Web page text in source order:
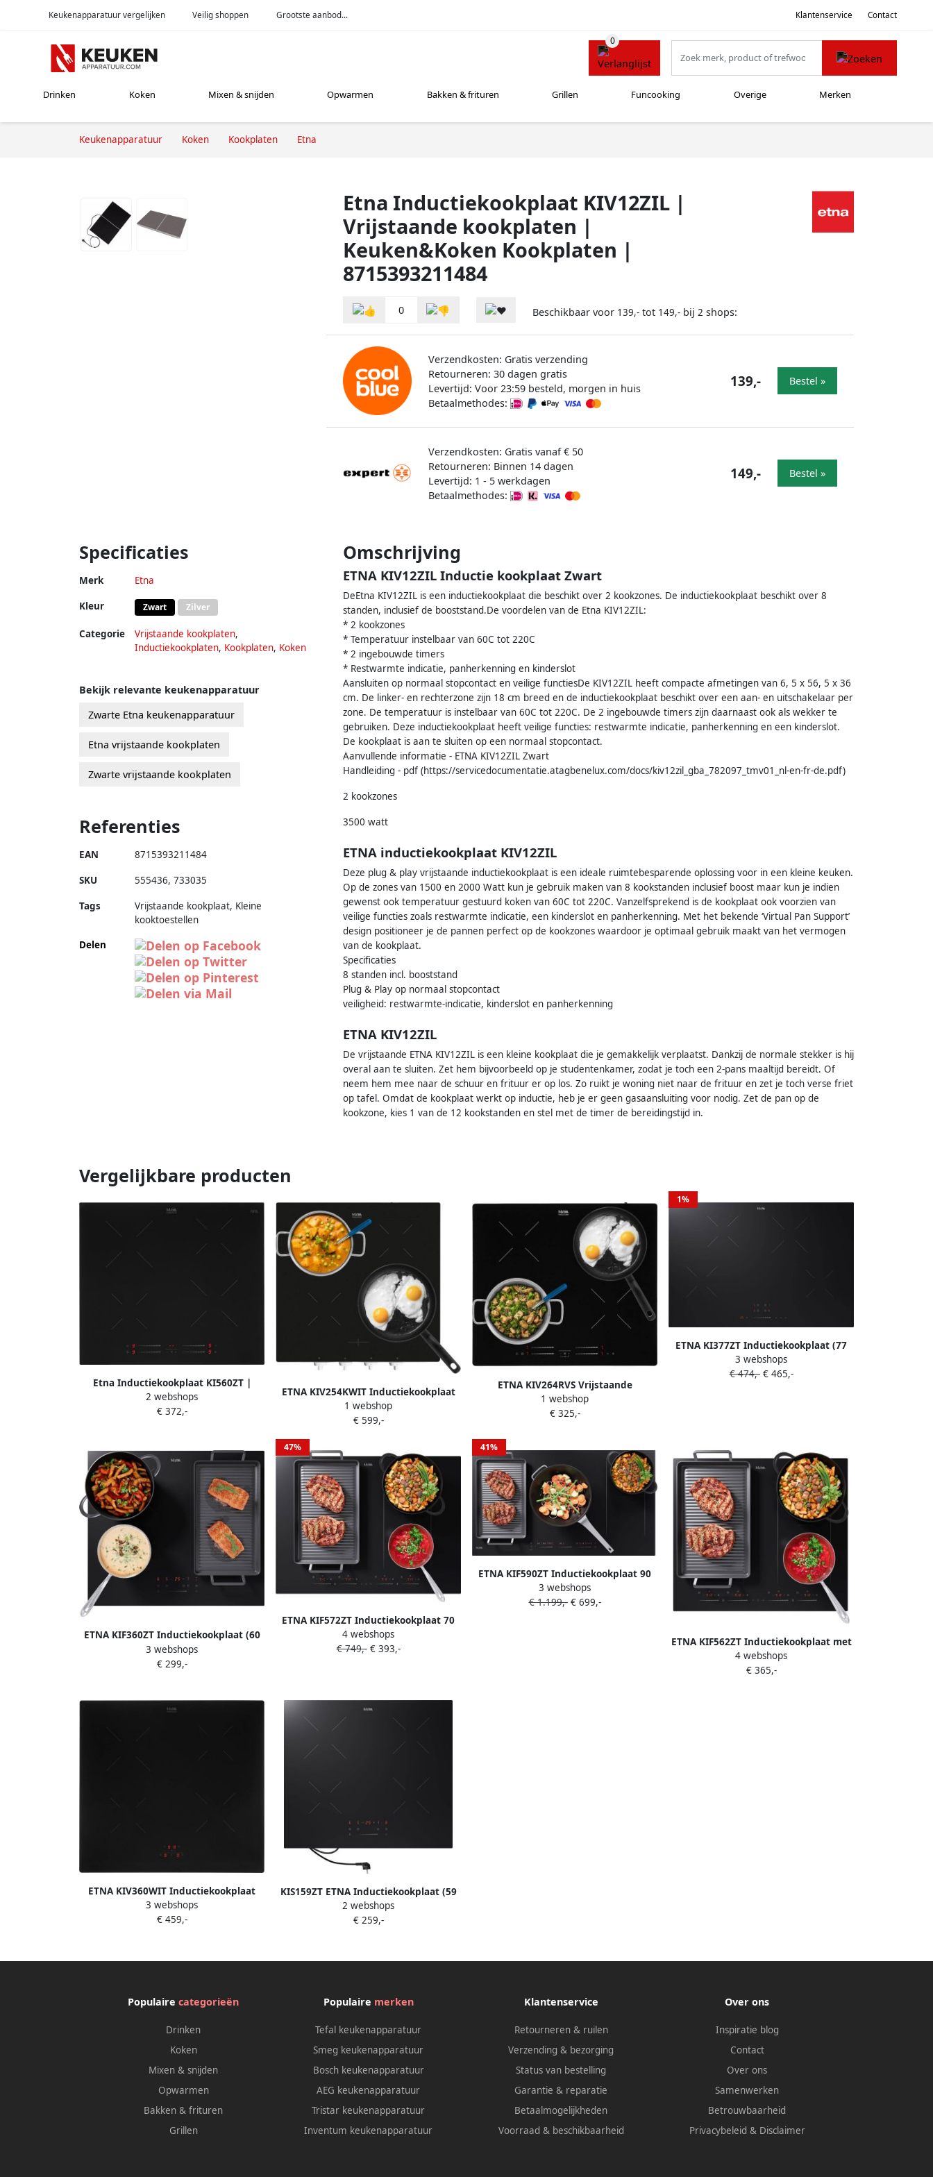
Keukenapparatuur vergelijken Veilig shoppen Grootste aanbod... Klantenservice Contact
Drinken Koken Mixen & snijden Opwarmen Bakken & frituren Grillen Funcooking Overige Merken
Keukenapparatuur Koken Kookplaten Etna
Etna Inductiekookplaat KIV12ZIL |
Vrijstaande kookplaten |
Keuken&Koken Kookplaten |
8715393211484
0 Beschikbaar voor 139,- tot 149,- bij 2 shops:
Verzendkosten: Gratis verzending
Retourneren: 30 dagen gratis
Levertijd: Voor 23:59 besteld, morgen in huis
Betaalmethodes:
139,- Bestel »
Verzendkosten: Gratis vanaf € 50
Retourneren: Binnen 14 dagen
Levertijd: 1 - 5 werkdagen
Betaalmethodes:
149,- Bestel »
Specificaties
Merk Etna
Kleur Zwart Zilver
Categorie Vrijstaande kookplaten,
Inductiekookplaten, Kookplaten, Koken
Omschrijving
ETNA KIV12ZIL Inductie kookplaat Zwart
DeEtna KIV12ZIL is een inductiekookplaat die beschikt over 2 kookzones. De inductiekookplaat beschikt over 8
standen, inclusief de booststand.De voordelen van de Etna KIV12ZIL:
* 2 kookzones
* Temperatuur instelbaar van 60C tot 220C
* 2 ingebouwde timers
* Restwarmte indicatie, panherkenning en kinderslot
Aansluiten op normaal stopcontact en veilige functiesDe KIV12ZIL heeft compacte afmetingen van 6, 5 x 56, 5 x 36
cm. De linker- en rechterzone zijn 18 cm breed en de inductiekookplaat beschikt over een aan- en uitschakelaar per
zone. De temperatuur is instelbaar van 60C tot 220C. De 2 ingebouwde timers zijn daarnaast ook als wekker te
gebruiken. Deze inductiekookplaat heeft veilige functies: restwarmte indicatie, panherkenning en een kinderslot.
De kookplaat is aan te sluiten op een normaal stopcontact.
Aanvullende informatie - ETNA KIV12ZIL Zwart
Handleiding - pdf (https://servicedocumentatie.atagbenelux.com/docs/kiv12zil_gba_782097_tmv01_nl-en-fr-de.pdf)
2 kookzones
3500 watt
ETNA inductiekookplaat KIV12ZIL
Deze plug & play vrijstaande inductiekookplaat is een ideale ruimtebesparende oplossing voor in een kleine keuken.
Op de zones van 1500 en 2000 Watt kun je gebruik maken van 8 kookstanden inclusief boost maar kun je indien
gewenst ook temperatuur gestuurd koken van 60C tot 220C. Vanzelfsprekend is de kookplaat ook voorzien van
veilige functies zoals restwarmte indicatie, een kinderslot en panherkenning. Met het bekende ‘Virtual Pan Support’
design positioneer je de pannen perfect op de kookzones waardoor je optimaal gebruik maakt van het vermogen
van de kookplaat.
Specificaties
8 standen incl. booststand
Plug & Play op normaal stopcontact
veiligheid: restwarmte-indicatie, kinderslot en panherkenning
ETNA KIV12ZIL
De vrijstaande ETNA KIV12ZIL is een kleine kookplaat die je gemakkelijk verplaatst. Dankzij de normale stekker is hij
overal aan te sluiten. Zet hem bijvoorbeeld op je studentenkamer, zodat je toch een 2-pans maaltijd bereidt. Of
neem hem mee naar de schuur en frituur er op los. Zo ruikt je woning niet naar de frituur en zet je toch verse friet
op tafel. Omdat de kookplaat werkt op inductie, heb je er geen gasaansluiting voor nodig. Zet de pan op de
kookzone, kies 1 van de 12 kookstanden en stel met de timer de bereidingstijd in.
Bekijk relevante keukenapparatuur
Zwarte Etna keukenapparatuur
Etna vrijstaande kookplaten
Zwarte vrijstaande kookplaten
Referenties
EAN 8715393211484
SKU 555436, 733035
Tags
Vrijstaande kookplaat, Kleine
kooktoestellen
Delen
Vergelijkbare producten
Etna Inductiekookplaat KI560ZT |
Inductiekookplaten | Keuken&Koken
Kookplaten | 8715393211446
2 webshops
€ 372,-
ETNA KIV254KWIT Inductiekookplaat
Vrijstaand
1 webshop
€ 599,-
ETNA KIV264RVS Vrijstaande
inductiekookplaat Plug & Cook (59 cm)
1 webshop
€ 325,-
1%
ETNA KI377ZT Inductiekookplaat (77
cm) 4 kookzones Sliderbediening
Keramisch glas Kinderslot
3 webshops
€ 474,-€ 465,-
ETNA KIF360ZT Inductiekookplaat (60
cm) Koppelbare flexzones 4 kookzones
Centrale slider Kinderslot
3 webshops
€ 299,-
47%
ETNA KIF572ZT Inductiekookplaat 70
cm 4 zones 4 koppelbare zones
4 webshops
€ 749,-€ 393,-
41%
ETNA KIF590ZT Inductiekookplaat 90
cm 5 zones 4 koppelbare zones
3 webshops
€ 1.199,-€ 699,-
ETNA KIF562ZT Inductiekookplaat met
dubbele flexzones en sliderbediening
4 Flexzones 2 Fase 59 cm 10
4 webshops
€ 365,-
ETNA KIV360WIT Inductiekookplaat
Vrijstaand 2-Fase Hoog vermogen
60cm WIT
3 webshops
€ 459,-
KIS159ZT ETNA Inductiekookplaat (59
cm) Plug & Cook 10 kookstanden
Centrale slider Kinderslot 4 timers
2 webshops
€ 259,-
Populairecategorieën
Drinken
Koken
Mixen & snijden
Opwarmen
Bakken & frituren
Grillen
Populaire merken
Tefal keukenapparatuur
Smeg keukenapparatuur
Bosch keukenapparatuur
AEG keukenapparatuur
Tristar keukenapparatuur
Inventum keukenapparatuur
Klantenservice
Retourneren & ruilen
Verzending & bezorging
Status van bestelling
Garantie & reparatie
Betaalmogelijkheden
Voorraad & beschikbaarheid
Over ons
Inspiratie blog
Contact
Over ons
Samenwerken
Betrouwbaarheid
Privacybeleid & Disclaimer